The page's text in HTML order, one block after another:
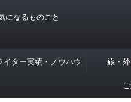
なるものごと
イター実績・ノウハウ 旅・